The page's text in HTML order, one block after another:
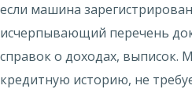
если машина
исчерпывающий перечень
справок о доходах, выписок.
кредитную историю, не